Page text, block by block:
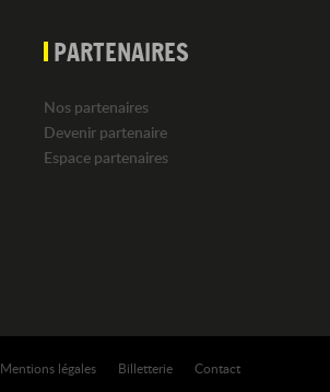
PARTENAIRES
Nos partenaires
Devenir partenaire
Espace partenaires
Contact
Billetterie
Mentions légales